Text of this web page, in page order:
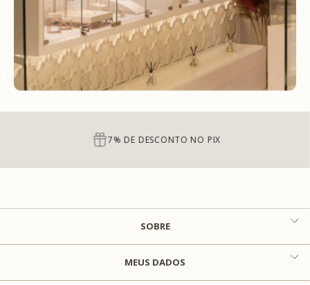
7% DE DESCONTO NO PIX
SOBRE
MEUS DADOS